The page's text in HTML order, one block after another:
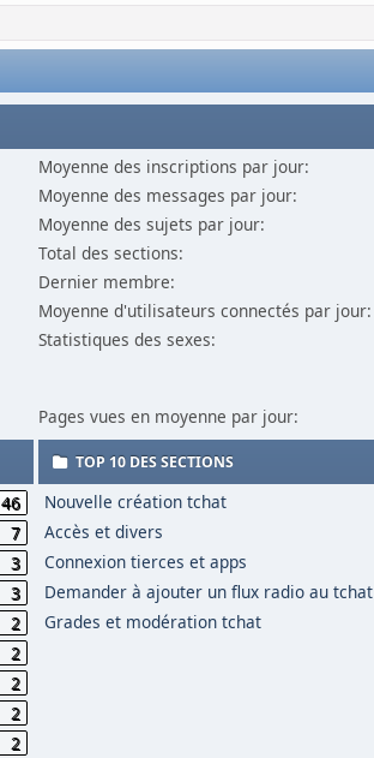
Moyenne des inscriptions par jour:
Moyenne des messages par jour:
Moyenne des sujets par jour:
Total des sections:
Dernier membre:
Moyenne d'utilisateurs connectés par jour:
Statistiques des sexes:
Pages vues en moyenne par jour:
46
7
3
3
2
2
2
2
2
TOP 10 DES SECTIONS
Nouvelle création tchat
Accès et divers
Connexion tierces et apps
Demander à ajouter un flux radio au tchat
Grades et modération tchat